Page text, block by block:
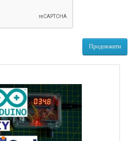
Продовжити